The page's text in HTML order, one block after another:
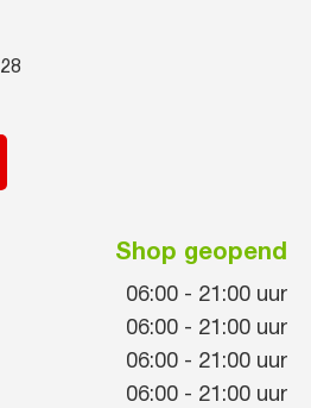
Shop geopend
06:00 - 21:00 uur
06:00 - 21:00 uur
06:00 - 21:00 uur
06:00 - 21:00 uur